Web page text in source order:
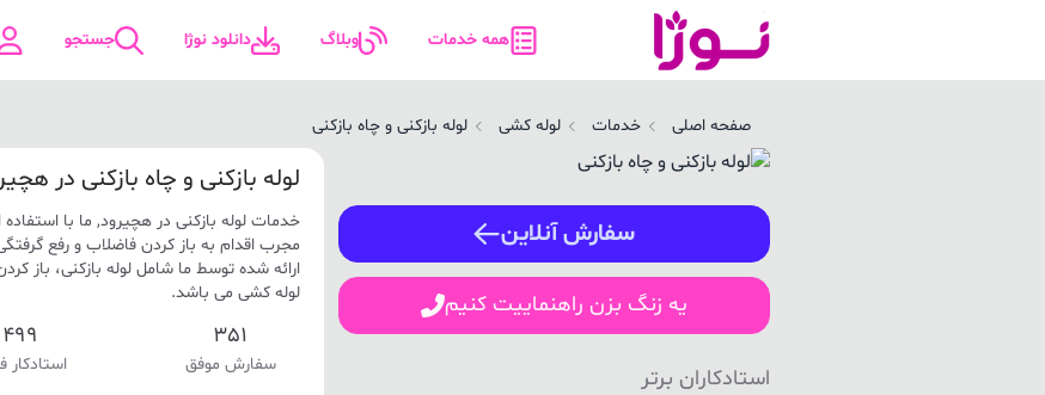
همه خدمات وبلاگ دانلود نوژا جستجو
صفحه اصلی خدمات لوله کشی لوله بازکنی و چاه بازکنی
سفارش آنلاین
یه زنگ بزن راهنماییت کنیم
ورود / ثبت نام
ورود
استادکاران برتر
لوله بازکنی و چاه بازکنی در
خدمات لوله بازکنی در هچیرود, ما با
مجرب اقدام به باز کردن فاضلاب و رفع
ارائه شده توسط ما شامل لوله بازکنی، باز
لوله کشی می باشد.
351
سفارش موفق
499
استادکار